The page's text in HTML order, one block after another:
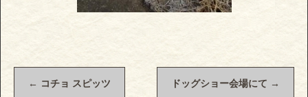
← コチョ スピッツ ドッグショー会場にて →